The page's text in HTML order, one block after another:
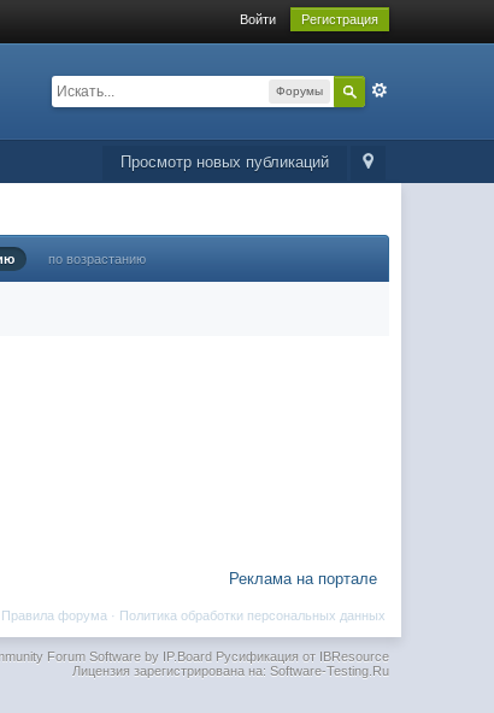
Войти Регистрация
Форумы
Просмотр новых публикаций
по возрастанию
Реклама на портале
Политика обработки персональных данных
Правила форума ·
Forum Software by IP.BoardРусификация от IBResource
Лицензия зарегистрирована на: Software-Testing.Ru